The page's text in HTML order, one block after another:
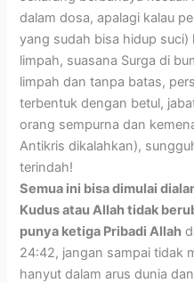
dalam dosa, apalagi kalau
yang sudah bisa hidup suci)
limpah, suasana Surga di
limpah dan tanpa batas,
terbentuk dengan betul,
orang sempurna dan
Antikris dikalahkan),
terindah!
Semua ini bisa dimulai
Kudus atau Allah tidak
punya ketiga Pribadi Allah
24:42, jangan sampai tidak
hanyut dalam arus dunia